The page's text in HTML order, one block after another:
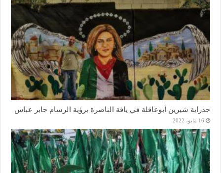
جدراية شيرين أبوعاقلة في يافة الناصرة برؤية الرسام جابر عباس
16 مايو، 2022